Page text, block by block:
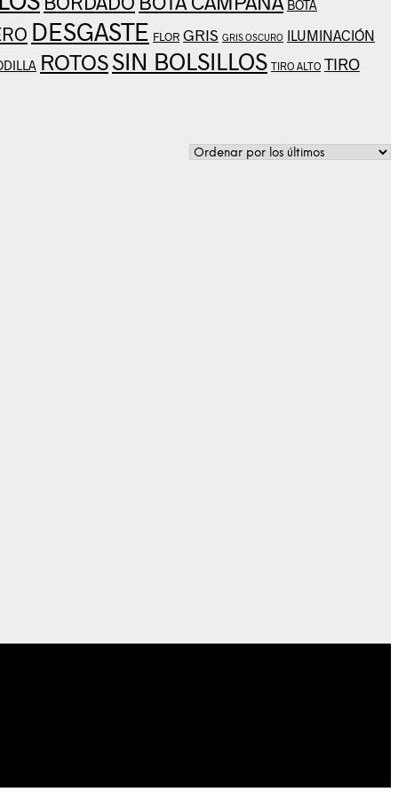
BOTA
DESGASTE FLOR GRIS GRIS OSCURO ILUMINACIÓN
ROTOSSIN BOLSILLOS TIRO ALTO TIRO